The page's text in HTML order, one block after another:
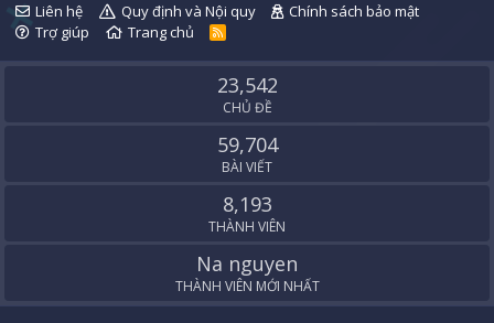
Liên hệ Quy định và Nội quy
Chính sách bảo mật
Trợ giúp
Trang chủ
R
S
23,542
CHỦ ĐỀ
59,704
BÀI VIẾT
8,193
THÀNH VIÊN
Na nguyen
THÀNH VIÊN MỚI NHẤT